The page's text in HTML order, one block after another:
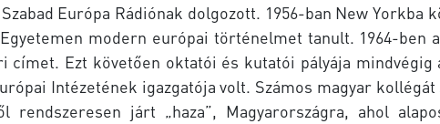
Európa Rádiónak dolgozott. 1956-ban New
modern európai történelmet tanult. 1964-
címet. Ezt követően oktatói és kutatói pályája mindvégig
Intézetének igazgatója volt. Számos magyar
rendszeresen járt „haza”, Magyarországra, ahol